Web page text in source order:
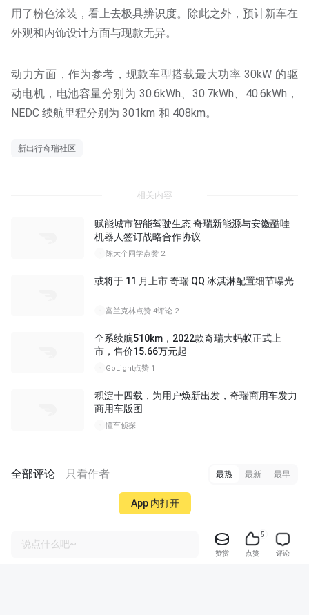
用了粉色涂装，看上去极具辨识度。除此之外，预计新车在
外观和内饰设计方面与现款无异。
动力方面，作为参考，现款车型搭载最大功率 30kW 的驱
动电机，电池容量分别为 30.6kWh、30.7kWh、40.6kWh，
NEDC 续航里程分别为 301km 和 408km。
新出行奇瑞社区
相关内容
赋能城市智能驾驶生态 奇瑞新能源与安徽酷哇
机器人签订战略合作协议
陈大个同学点赞 2
或将于 11 月上市 奇瑞 QQ 冰淇淋配置细节曝光
富兰克林点赞 4评论 2
全系续航510km，2022款奇瑞大蚂蚁正式上
市，售价15.66万元起
GoLight点赞 1
积淀十四载，为用户焕新出发，奇瑞商用车发力
商用车版图
懂车侦探
全部评论 只看作者 最热 最新 最早
App 内打开
说点什么吧~
赞赏
5
点赞 评论